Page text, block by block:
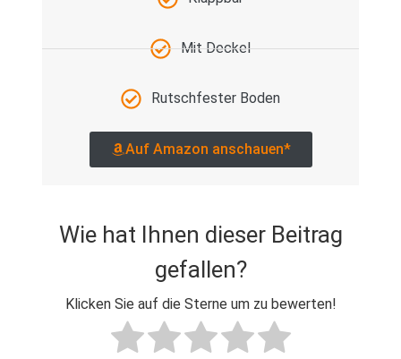
Mit Deckel
Rutschfester Boden
Auf Amazon anschauen*
Wie hat Ihnen dieser Beitrag
gefallen?
Klicken Sie auf die Sterne um zu bewerten!